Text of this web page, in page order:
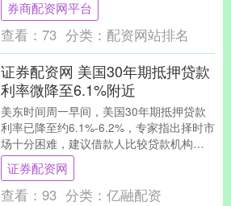
至一年。 贝森特在....
券商配资网平台
查看： 73 分类： 配资网站排名
证券配资网 美国30年期抵押贷款
利率微降至6.1%附近
美东时间周一早间，美国30年期抵押贷款
利率已降至约6.1%-6.2%，专家指出择时市
场十分困难，建议借款人比较贷款机构并
在利率进一步下降时考虑再融资。 海量资
讯....
证券配资网
查看： 93 分类： 亿融配资